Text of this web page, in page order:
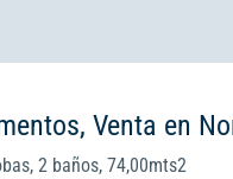
Venta en
2 baños, 74,00mts2